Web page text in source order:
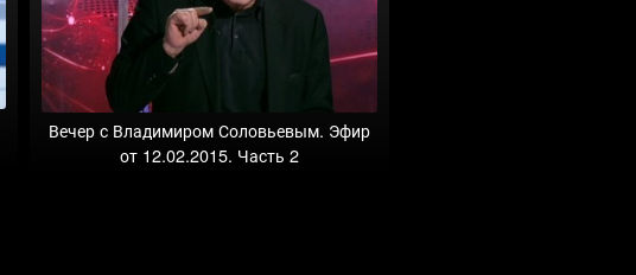
Вечер с Владимиром Соловьевым. Эфир
от 12.02.2015. Часть 2